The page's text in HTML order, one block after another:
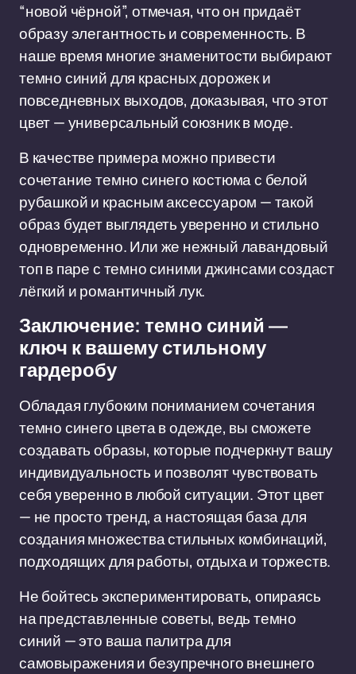
“новой чёрной”, отмечая, что он придаёт
образу элегантность и современность. В
наше время многие знаменитости выбирают
темно синий для красных дорожек и
повседневных выходов, доказывая, что этот
цвет — универсальный союзник в моде.
В качестве примера можно привести
сочетание темно синего костюма с белой
рубашкой и красным аксессуаром — такой
образ будет выглядеть уверенно и стильно
одновременно. Или же нежный лавандовый
топ в паре с темно синими джинсами создаст
лёгкий и романтичный лук.
Заключение: темно синий —
ключ к вашему стильному
гардеробу
Обладая глубоким пониманием сочетания
темно синего цвета в одежде, вы сможете
создавать образы, которые подчеркнут вашу
индивидуальность и позволят чувствовать
себя уверенно в любой ситуации. Этот цвет
— не просто тренд, а настоящая база для
создания множества стильных комбинаций,
подходящих для работы, отдыха и торжеств.
Не бойтесь экспериментировать, опираясь
на представленные советы, ведь темно
синий — это ваша палитра для
самовыражения и безупречного внешнего